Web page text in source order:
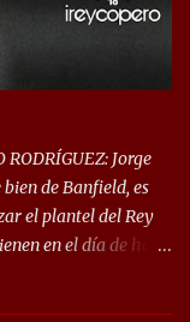
RODRÍGUEZ: Jorge
de Banfield, es
el plantel del Rey
en el día de hoy